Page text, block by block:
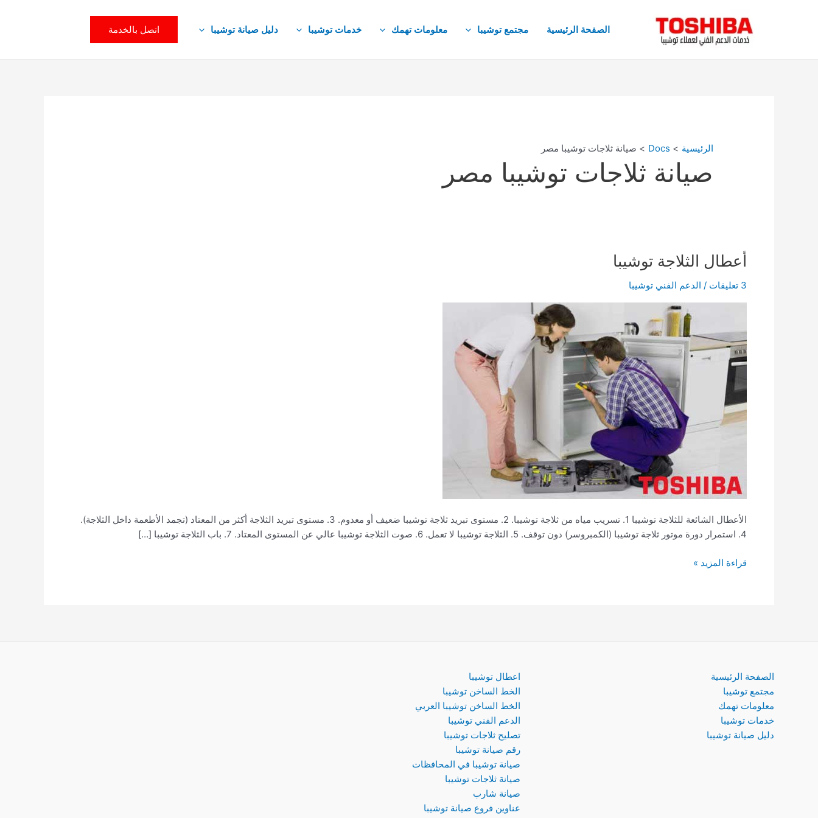
الصفحة الرئيسية مجتمع توشيبا معلومات تهمك خدمات توشيبا دليل صيانة توشيبا اتصل بالخدمة
الرئيسية Docs صيانة ثلاجات توشيبا مصر
صيانة ثلاجات توشيبا مصر
أعطال الثلاجة توشيبا
3 تعليقات / الدعم الفني توشيبا
الأعطال الشائعة للثلاجة توشيبا 1. تسريب مياه من ثلاجة توشيبا. 2. مستوى تبريد ثلاجة توشيبا ضعيف أو معدوم. 3. مستوى تبريد الثلاجة أكثر من المعتاد (تجمد الأطعمة داخل الثلاجة).
4. استمرار دورة موتور ثلاجة توشيبا (الكمبروسر) دون توقف. 5. الثلاجة توشيبا لا تعمل. 6. صوت الثلاجة توشيبا عالي عن المستوى المعتاد. 7. باب الثلاجة توشيبا […]
أعطال
توشيبا
قراءة المزيد »
الصفحة الرئيسية
مجتمع توشيبا
معلومات تهمك
خدمات توشيبا
دليل صيانة توشيبا
اعطال توشيبا
الخط الساخن توشيبا
الخط الساخن توشيبا العربي
الدعم الفني توشيبا
تصليح ثلاجات توشيبا
رقم صيانة توشيبا
صيانة توشيبا في المحافظات
صيانة ثلاجات توشيبا
صيانة شارب
عناوين فروع صيانة توشيبا